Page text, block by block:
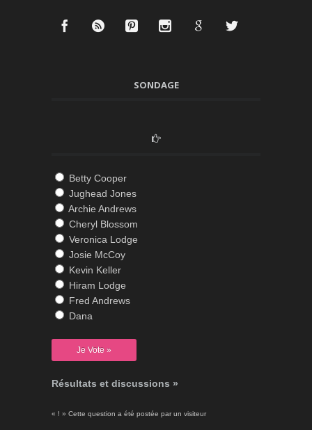
SONDAGE
Betty Cooper
Jughead Jones
Archie Andrews
Cheryl Blossom
Veronica Lodge
Josie McCoy
Kevin Keller
Hiram Lodge
Fred Andrews
Dana
Résultats et discussions »
« ! » Cette question a été postée par un visiteur